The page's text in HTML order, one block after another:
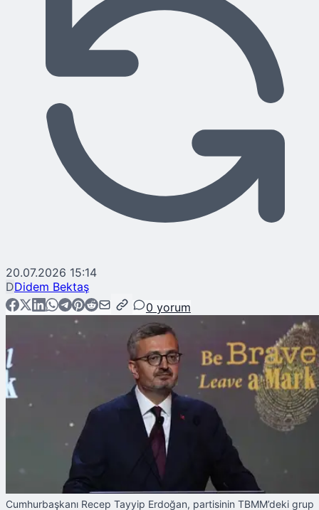
20.07.2026 15:14
DDidem Bektaş
0 yorum
Cumhurbaşkanı Recep Tayyip Erdoğan, partisinin TBMM’deki grup